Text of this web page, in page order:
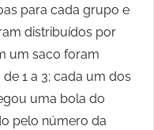
para cada grupo e
distribuídos por
um saco foram
1 a 3; cada um dos
uma bola do
pelo número da